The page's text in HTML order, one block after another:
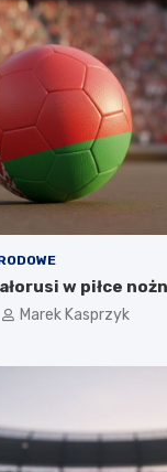
w piłce
Marek Kasprzyk